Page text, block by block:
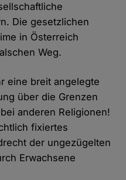
Die gesetzlichen
in Österreich
Weg.
eine breit angelegte
über die Grenzen
anderen Religionen!
fixiertes
der ungezügelten
Erwachsene